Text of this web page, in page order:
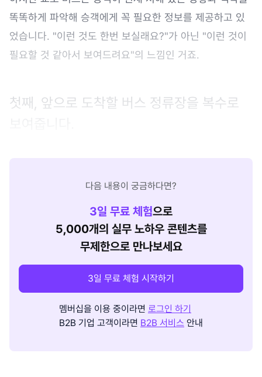
똑똑하게 파악해 승객에게 꼭 필요한 정보를 제공하고 있
었습니다. "이런 것도 한번 보실래요?"가 아닌 "이런 것이
필요할 것 같아서 보여드려요"의 느낌인 거죠.
첫째, 앞으로 도착할 버스 정류장을 복수로
다음 내용이 궁금하다면?
3일 무료 체험으로
5,000개의 실무 노하우 콘텐츠를
무제한으로 만나보세요
3일 무료 체험 시작하기
멤버십을 이용 중이라면 로그인 하기
B2B 기업 고객이라면 B2B 서비스 안내